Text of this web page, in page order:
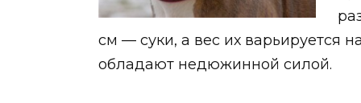
см — суки, а вес их варьируется
обладают недюжинной силой.